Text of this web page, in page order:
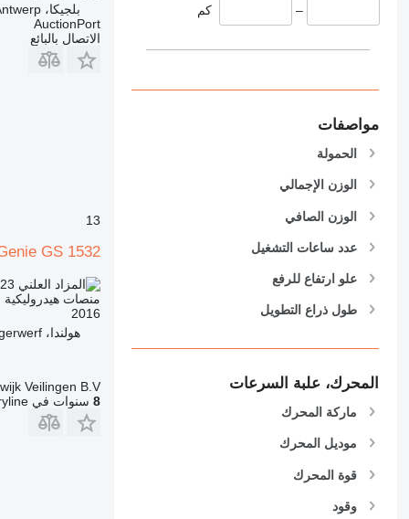
– كم
مواصفات
الحمولة
الوزن الإجمالي
الوزن الصافي
عدد ساعات التشغيل
علو ارتفاع للرفع
طول ذراع التطويل
المحرك، علبة السرعات
ماركة المحرك
موديل المحرك
قوة المحرك
وقود
بلجيكا، Antwerp
AuctionPort
الاتصال بالبائع
13
GS 1532
منصات هيدروليكية
2016
هولندا، Wieringerwerf
Veilingen B.V.
8سنوات في Machineryline